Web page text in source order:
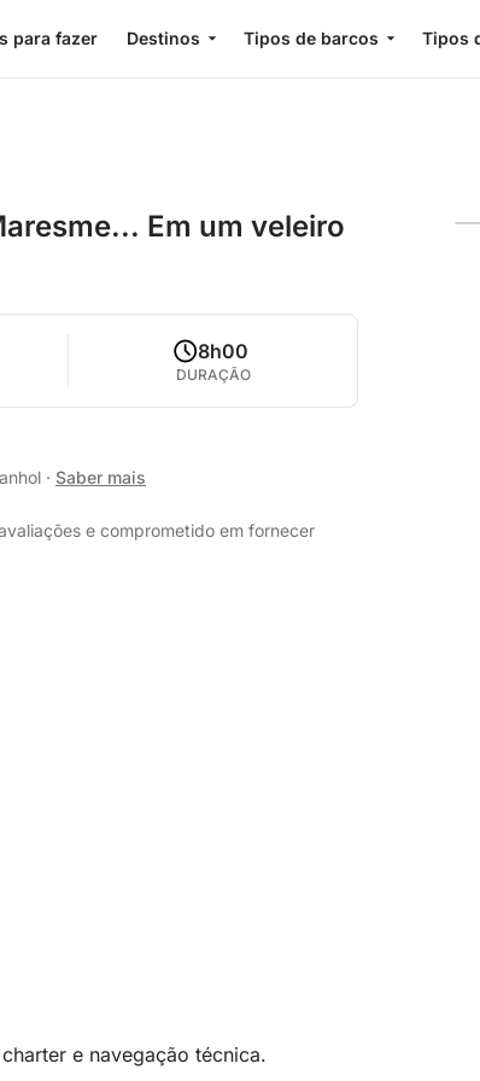
para fazer Destinos Tipos de barcos Tipos
Em um veleiro
8h00
DURAÇÃO
· Saber mais
e comprometido em fornecer
e navegação técnica.